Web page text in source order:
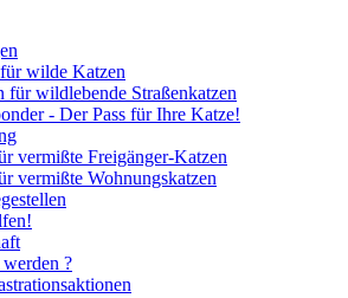
wilde Katzen
für wildlebende Straßenkatzen
- Der Pass für Ihre Katze!
vermißte Freigänger-Katzen
vermißte Wohnungskatzen
?